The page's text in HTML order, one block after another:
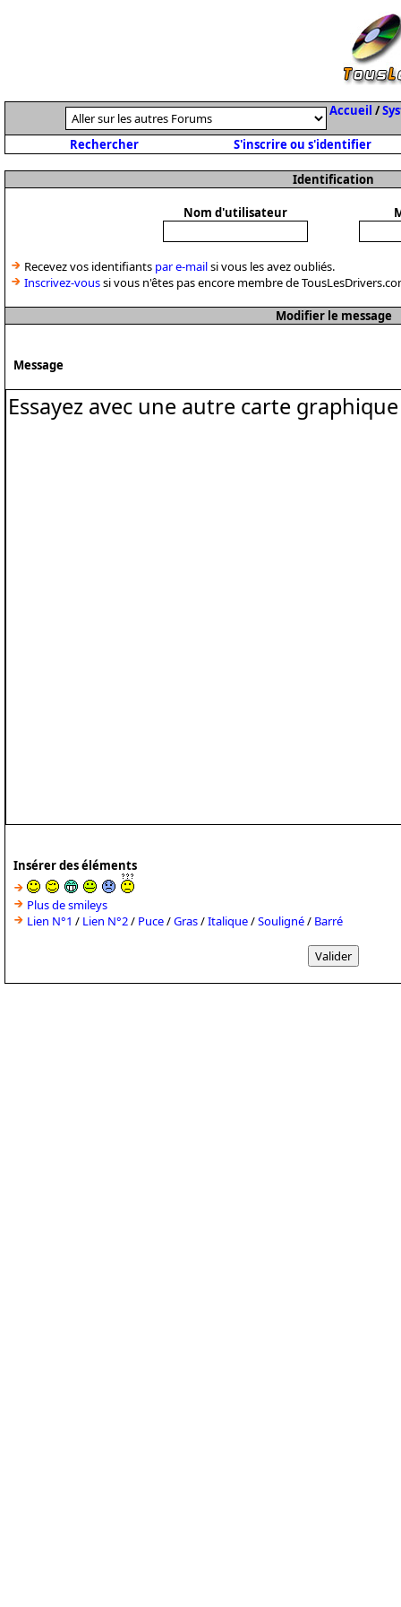
Accueil /
Rechercher S'inscrire ou s'identifier
Identification
Nom d'utilisateur
Recevez vos identifiants par e-mailsi vous les avez oubliés.
Inscrivez-voussi vous n'êtes pas encore membre de
Modifier le message
Message
Insérer des éléments
Plus de smileys
Lien N°1 / Lien N°2/ Puce/Gras/Italique/Souligné/ Barré